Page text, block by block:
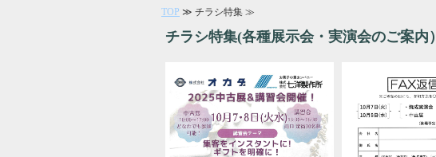
TOP ≫ チラシ特集 ≫
チラシ特集(各種展示会・実演会のご案内）